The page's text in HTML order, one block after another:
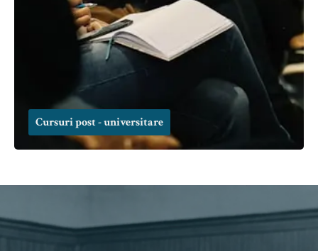
Cursuri post - universitare